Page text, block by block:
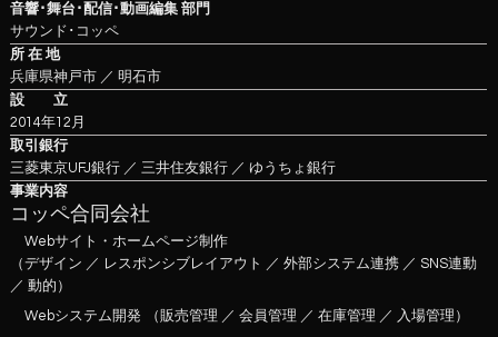
音響･舞台･配信･動画編集 部門
サウンド･コッペ
所 在 地
兵庫県神戸市 ／ 明石市
設 立
2014年12月
取引銀行
三菱東京UFJ銀行 ／ 三井住友銀行 ／ ゆうちょ銀行
事業内容
コッペ合同会社
Webサイト・ホームページ制作
（デザイン ／ レスポンシブレイアウト ／ 外部システム連携 ／ SNS連動
／ 動的）
Webシステム開発 （販売管理 ／ 会員管理 ／ 在庫管理 ／ 入場管理）